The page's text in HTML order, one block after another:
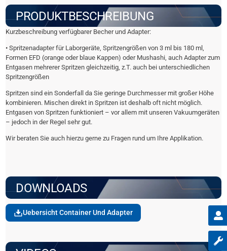
PRODUKTBESCHREIBUNG
Kurzbeschreibung verfügbarer Becher und Adapter:
• Spritzenadapter für Laborgeräte, Spritzengrößen von 3 ml bis 180 ml,
Formen EFD (orange oder blaue Kappen) oder Mushashi, auch Adapter zum
Entgasen mehrerer Spritzen gleichzeitig, z.T. auch bei unterschiedlichen
Spritzengrößen
Spritzen sind ein Sonderfall da Sie geringe Durchmesser mit großer Höhe
kombinieren. Mischen direkt in Spritzen ist deshalb oft nicht möglich.
Entgasen von Spritzen funktioniert – vor allem mit unseren Vakuumgeräten
– jedoch in der Regel sehr gut.
Wir beraten Sie auch hierzu gerne zu Fragen rund um Ihre Applikation.
DOWNLOADS
Uebersicht Container Und Adapter